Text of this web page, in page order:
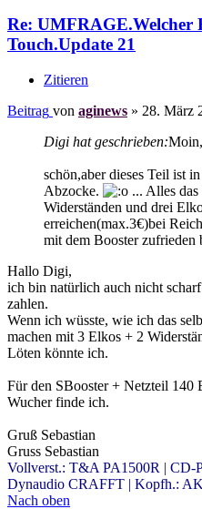
Re: UMFRAGE.Welcher
Touch.Update 21
Zitieren
Beitrag von aginews » 28. März
Digi hat geschrieben:Moin,
schön,aber dieses Teil ist
Abzocke.
... Alles
Widerständen und drei
erreichen(max.3€)bei
mit dem Booster zufrieden
Hallo Digi,
ich bin natürlich auch nicht
zahlen.
Wenn ich wüsste, wie ich das
machen mit 3 Elkos + 2
Löten könnte ich.
Für den SBooster + Netzteil 140
Wucher finde ich.
Gruß Sebastian
Gruss Sebastian
Vollverst.: T&A PA1500R | CD-
Dynaudio CRAFFT | Kopfh.:
Nach oben